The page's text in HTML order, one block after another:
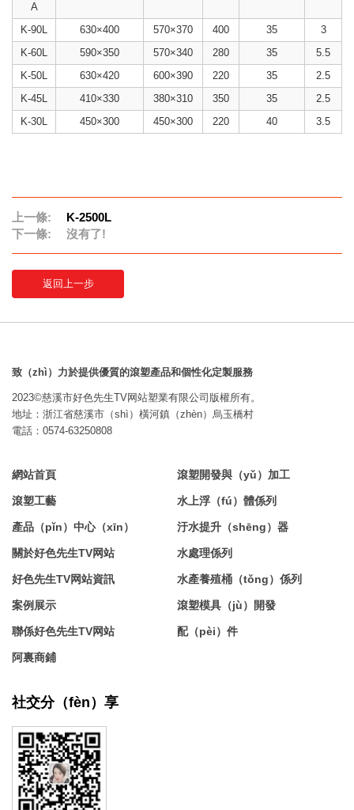
A
K-90L 630×400 570×370 400 35
3
K-60L
590×350 570×340 280 35
5.5
K-50L
630×420 600×390 220 35
2.5
K-45L
410×330 380×310 350 35
2.5
K-30L
450×300 450×300 220 40 3.5
上一條:
K-2500L
下一條:
沒有了!
返回上一步
致（zhì）力於提供優質的滾塑產品和個性化定製服務
2023©慈溪市好色先生TV网站塑業有限公司版權所有。
地址：浙江省慈溪市（shì）橫河鎮（zhèn）烏玉橋村
電話：0574-63250808
網站首頁
滾塑工藝
產品（pǐn）中心（xīn）
關於好色先生TV网站
好色先生TV网站資訊
案例展示
聯係好色先生TV网站
阿裏商鋪
滾塑開發與（yǔ）加工
水上浮（fú）體係列
汙水提升（shēng）器
水處理係列
水產養殖桶（tǒng）係列
滾塑模具（jù）開發
配（pèi）件
社交分（fèn）享